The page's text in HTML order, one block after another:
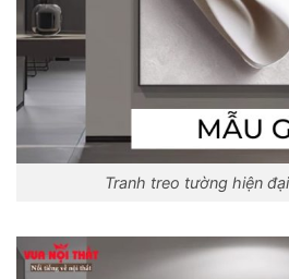
Tranh treo tường hiện